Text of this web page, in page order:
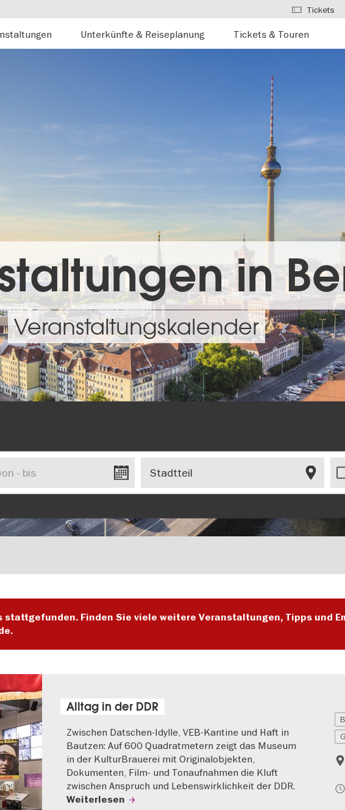
Unterkünfte & Reiseplanung Tickets & Touren
Tickets
in
Veranstaltungskalender
Finden Sie viele weitere Veranstaltungen, Tipps und
Alltag in der DDR
Zwischen Datschen-Idylle, VEB-Kantine und Haft in
Bautzen: Auf 600 Quadratmetern zeigt das Museum
in der KulturBrauerei mit Originalobjekten,
Dokumenten, Film- und Tonaufnahmen die Kluft
zwischen Anspruch und Lebenswirklichkeit der DDR.
Weiterlesen